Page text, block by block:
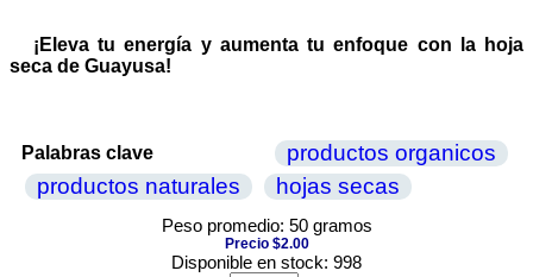
¡Eleva tu energía y aumenta tu enfoque con la hoja
seca de Guayusa!
Palabras clave
productos organicos
productos naturales
hojas secas
Peso promedio: 50 gramos
Precio $2.00
Disponible en stock: 998